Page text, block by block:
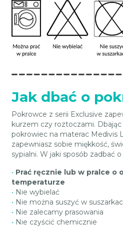
Jak dbać o
Pokrowce z serii Exclusive
kurzem czy roztoczami.
pokrowiec na materac Medivis
zapewniasz sobie miękkość,
sypialni. W jaki sposób zadbać
• Prać ręcznie lub w pralce o
temperaturze
• Nie wybielać
• Nie można suszyć w
• Nie zalecamy prasowania
• Nie czyścić chemicznie